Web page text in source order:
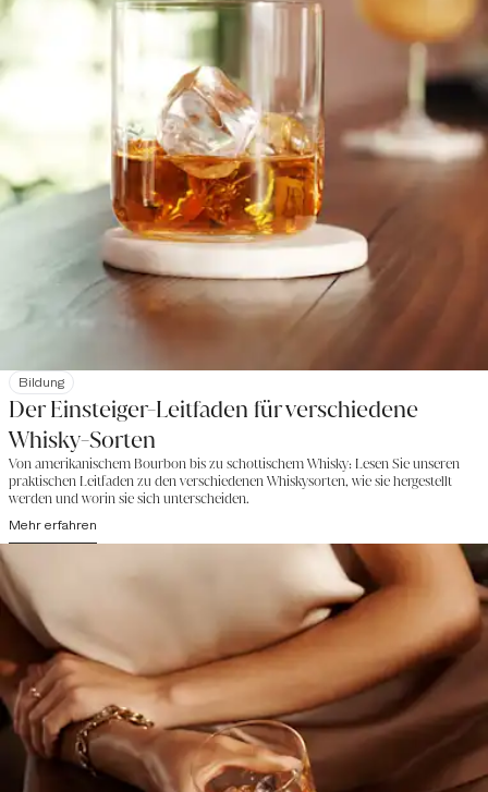
Bildung
Der Einsteiger-Leitfaden für verschiedene
Whisky-Sorten
Von amerikanischem Bourbon bis zu schottischem Whisky: Lesen Sie unseren
praktischen Leitfaden zu den verschiedenen Whiskysorten, wie sie hergestellt
werden und worin sie sich unterscheiden.
Mehr erfahren